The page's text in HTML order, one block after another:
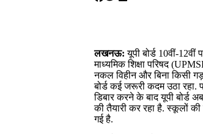
लखनऊ: यूपी बोर्ड 10वीं-
माध्यमिक शिक्षा परिषद
नकल विहीन और बिना किसी
बोर्ड कई जरूरी कदम उठा
डिबार करने के बाद यूपी बोर्ड
की तैयारी कर रहा है. स्कूलों
गई है.